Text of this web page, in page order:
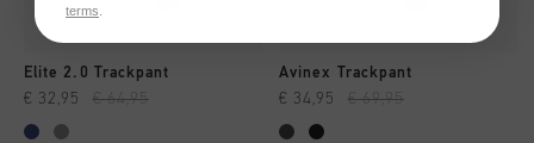
Elite 2.0 Trackpant
€ 32,95 € 64,95
Avinex Trackpant
€ 34,95 € 69,95
terms